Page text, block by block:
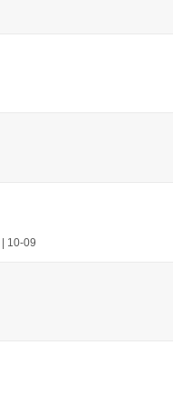
| 10-09